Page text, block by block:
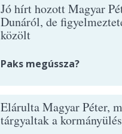
Jó hírt hozott Magyar
Dunáról, de
közölt
Paks megússza?
Elárulta Magyar Péter,
tárgyaltak a